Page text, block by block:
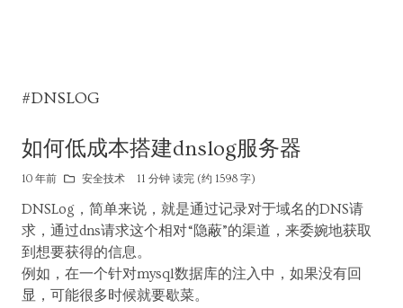
#DNSLOG
如何低成本搭建dnslog服务器
10 年前 安全技术 11 分钟 读完 (约 1598 字)
DNSLog，简单来说，就是通过记录对于域名的DNS请
求，通过dns请求这个相对“隐蔽”的渠道，来委婉地获取
到想要获得的信息。
例如，在一个针对mysql数据库的注入中，如果没有回
显，可能很多时候就要歇菜。